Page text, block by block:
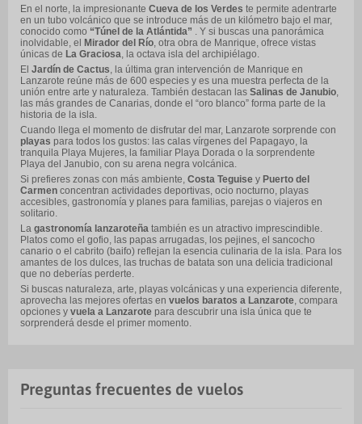
En el norte, la impresionante Cueva de los Verdes te permite adentrarte
en un tubo volcánico que se introduce más de un kilómetro bajo el mar,
conocido como “Túnel de la Atlántida” . Y si buscas una panorámica
inolvidable, el
Mirador del Río, otra obra de Manrique, ofrece vistas
únicas de La Graciosa, la octava isla del archipiélago.
El Jardín de Cactus, la última gran intervención de Manrique en
Lanzarote reúne más de 600 especies y es una muestra perfecta de la
unión entre arte y naturaleza. También destacan las Salinas de Janubio,
las más grandes de Canarias, donde el “oro blanco” forma parte de la
historia de la isla.
Cuando llega el momento de disfrutar del mar, Lanzarote sorprende con
playas para todos los gustos: las calas vírgenes del Papagayo, la
tranquila Playa Mujeres, la familiar Playa Dorada o la sorprendente
Playa del Janubio, con su arena negra volcánica.
Si prefieres zonas con más ambiente, Costa Teguise y Puerto del
Carmen concentran actividades deportivas, ocio nocturno, playas
accesibles, gastronomía y planes para familias, parejas o viajeros en
solitario.
La gastronomía lanzaroteña también es un atractivo imprescindible.
Platos como el gofio, las papas arrugadas, los pejines, el sancocho
canario o el cabrito (baifo) reflejan la esencia culinaria de la isla. Para los
amantes de los dulces, las truchas de batata son una delicia tradicional
que no deberías perderte.
Si buscas naturaleza, arte, playas volcánicas y una experiencia diferente,
aprovecha las mejores ofertas en vuelos baratos a Lanzarote, compara
opciones y vuela a Lanzarote para descubrir una isla única que te
sorprenderá desde el primer momento.
Preguntas frecuentes de vuelos